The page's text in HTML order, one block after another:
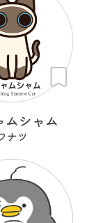
ムシャム
ナツ